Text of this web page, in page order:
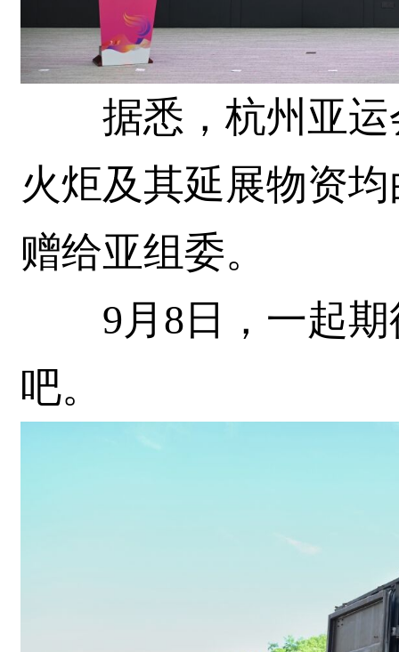
据悉，杭州亚运
火炬及其延展物资
赠给亚组委。
9月8日，一起期
吧。